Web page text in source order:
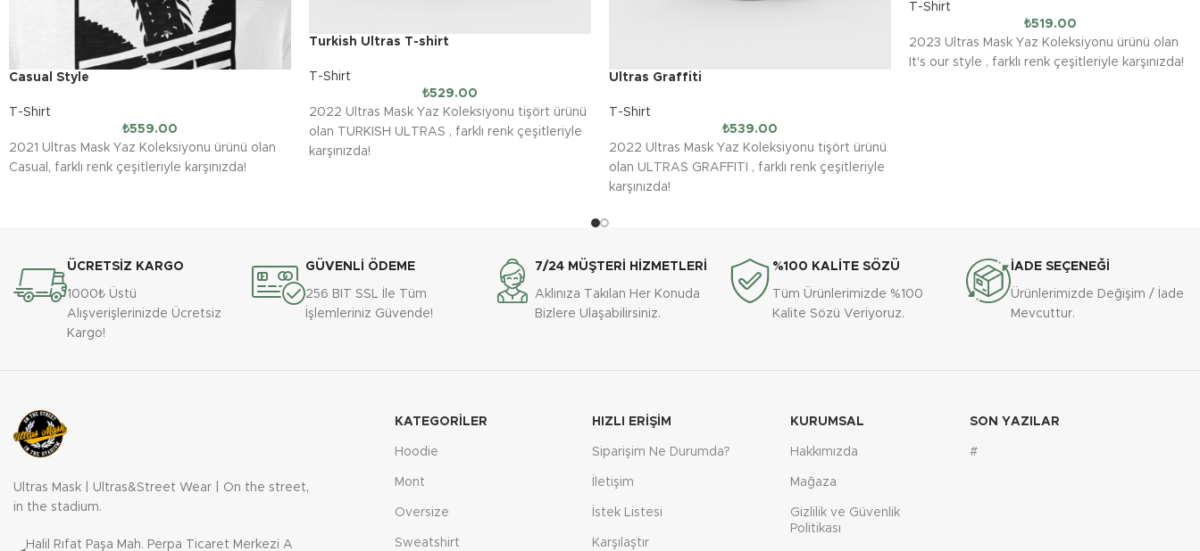
Casual Style
T-Shirt
₺559.00
2021 Ultras Mask Yaz Koleksiyonu ürünü olan
Casual, farklı renk çeşitleriyle karşınızda!
Turkish Ultras T-shirt
T-Shirt
₺529.00
2022 Ultras Mask Yaz Koleksiyonu tişört ürünü
olan TURKISH ULTRAS , farklı renk çeşitleriyle
karşınızda!
Ultras Graffiti
T-Shirt
₺539.00
2022 Ultras Mask Yaz Koleksiyonu tişört ürünü
olan ULTRAS GRAFFITI , farklı renk çeşitleriyle
karşınızda!
T-Shirt
₺519.00
2023 Ultras Mask Yaz Koleksiyonu ürünü olan
It's our style , farklı renk çeşitleriyle karşınızda!
ÜCRETSİZ KARGO
1000₺ Üstü
Alışverişlerinizde Ücretsiz
Kargo!
GÜVENLİ ÖDEME
256 BIT SSL İle Tüm
İşlemleriniz Güvende!
7/24 MÜŞTERİ HİZMETLERİ
Aklınıza Takılan Her Konuda
Bizlere Ulaşabilirsiniz.
%100 KALİTE SÖZÜ
Tüm Ürünlerimizde %100
Kalite Sözü Veriyoruz.
İADE SEÇENEĞİ
Ürünlerimizde Değişim / İade
Mevcuttur.
Ultras Mask | Ultras&Street Wear | On the street,
in the stadium.
Halil Rıfat Paşa Mah. Perpa Ticaret Merkezi A
KATEGORILER
Hoodie
Mont
Oversize
Sweatshirt
HIZLI ERIŞIM
Siparişim Ne Durumda?
İletişim
İstek Listesi
Karşılaştır
KURUMSAL
Hakkımızda
Mağaza
Gizlilik ve Güvenlik
Politikası
SON YAZILAR
#